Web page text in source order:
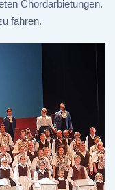
Chordarbietungen.
fahren.